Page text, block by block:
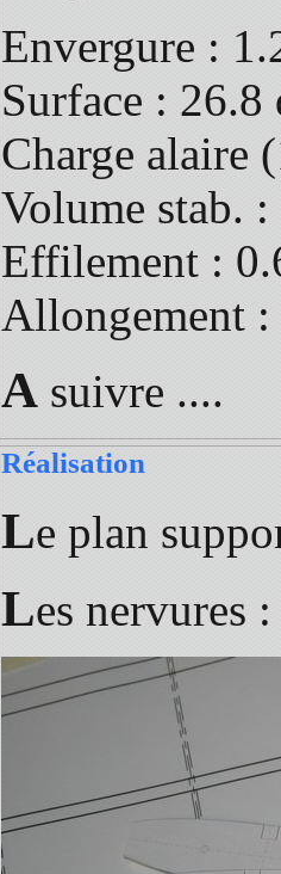
Envergure :
Surface : 26.8
Charge alaire
Volume stab.
Effilement :
Allongement :
A suivre ....
Réalisation
Le plan
Les nervures